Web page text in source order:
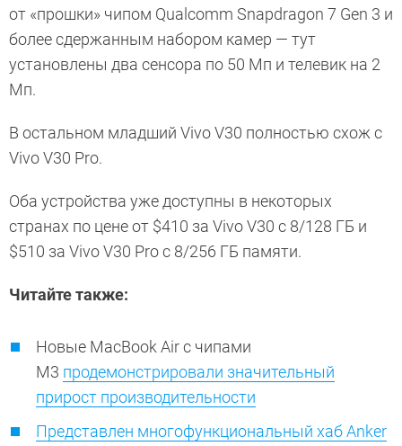
от «прошки» чипом Qualcomm Snapdragon 7 Gen 3 и
более сдержанным набором камер — тут
установлены два сенсора по 50 Мп и телевик на 2
Мп.
В остальном младший Vivo V30 полностью схож с
Vivo V30 Pro.
Оба устройства уже доступны в некоторых
странах по цене от $410 за Vivo V30 с 8/128 ГБ и
$510 за Vivo V30 Pro с 8/256 ГБ памяти.
Читайте также:
Новые MacBook Air с чипами
M3 продемонстрировали значительный
прирост производительности
Представлен многофункциональный хаб Anker